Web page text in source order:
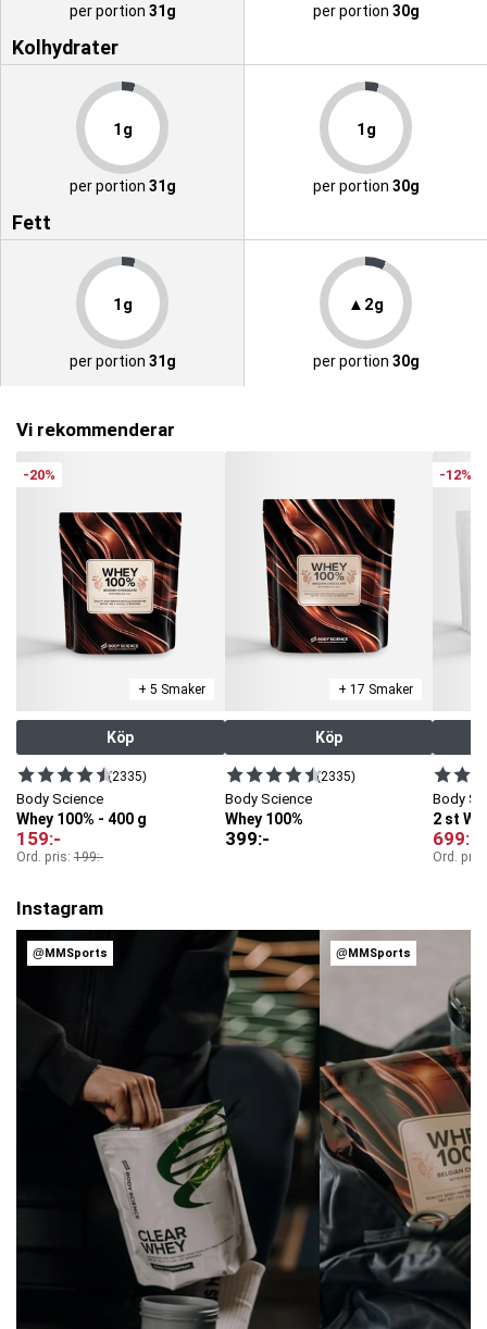
per portion 31g per portion 30g
Kolhydrater
1g
per portion 31g
1g
per portion 30g
Fett
1g
per portion 31g
▲2g
per portion 30g
Vi rekommenderar
-20%
+ 5 Smaker
Köp
(2335)
Body Science
Whey 100% - 400 g
159:-
Ord. pris: 199:-
+ 17 Smaker
Köp
(2335)
Body Science
Whey 100%
399:-
-12%
Body
2 st
699:-
Ord.
Instagram
@MMSports @MMSports